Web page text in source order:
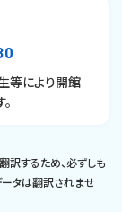
等により開館
訳するため、必ずしも
ータは翻訳されませ